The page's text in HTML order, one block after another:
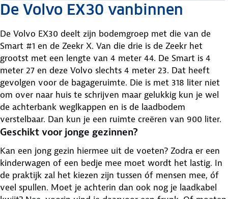
De Volvo EX30 vanbinnen
De Volvo EX30 deelt zijn bodemgroep met die van de
Smart #1 en de Zeekr X. Van die drie is de Zeekr het
grootst met een lengte van 4 meter 44. De Smart is 4
meter 27 en deze Volvo slechts 4 meter 23. Dat heeft
gevolgen voor de bagageruimte. Die is met 318 liter niet
om over naar huis te schrijven maar gelukkig kun je wel
de achterbank weglkappen en is de laadbodem
verstelbaar. Dan kun je een ruimte creëren van 900 liter.
Geschikt voor jonge gezinnen?
Kan een jong gezin hiermee uit de voeten? Zodra er een
kinderwagen of een bedje mee moet wordt het lastig. In
de praktijk zal het kiezen zijn tussen óf mensen mee, óf
veel spullen. Moet je achterin dan ook nog je laadkabel